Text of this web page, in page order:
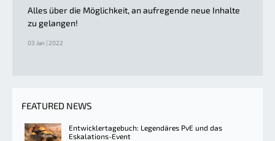
Alles über die Möglichkeit, an aufregende neue Inhalte
zu gelangen!
03 Jan | 2022
FEATURED NEWS
Entwicklertagebuch: Legendäres PvE und das
Eskalations-Event